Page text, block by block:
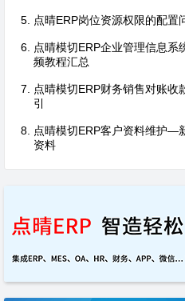
点晴ERP岗位资源权限的配置
点晴模切ERP企业管理信息系
频教程汇总
点晴模切ERP财务销售对账收
引
点晴模切ERP客户资料维护—
资料